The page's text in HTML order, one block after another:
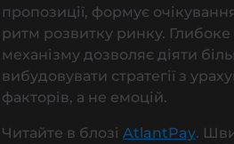
пропозиції, формує
ритм розвитку ринку.
механізму дозволяє діяти
вибудовувати стратегії з
факторів, а не емоцій.
Читайте в блозі AtlantPay.